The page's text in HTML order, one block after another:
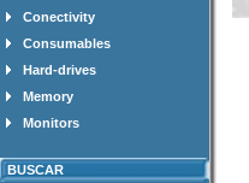
Conectivity
Consumables
Hard-drives
Memory
Monitors
BUSCAR